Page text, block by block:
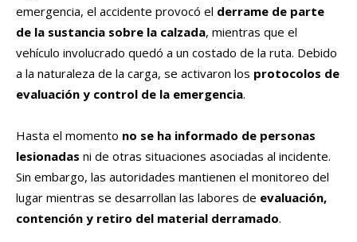
emergencia, el accidente provocó el derrame de parte
de la sustancia sobre la calzada, mientras que el
vehículo involucrado quedó a un costado de la ruta. Debido
a la naturaleza de la carga, se activaron los protocolos de
evaluación y control de la emergencia.
Hasta el momento no se ha informado de personas
lesionadas ni de otras situaciones asociadas al incidente.
Sin embargo, las autoridades mantienen el monitoreo del
lugar mientras se desarrollan las labores de evaluación,
contención y retiro del material derramado.